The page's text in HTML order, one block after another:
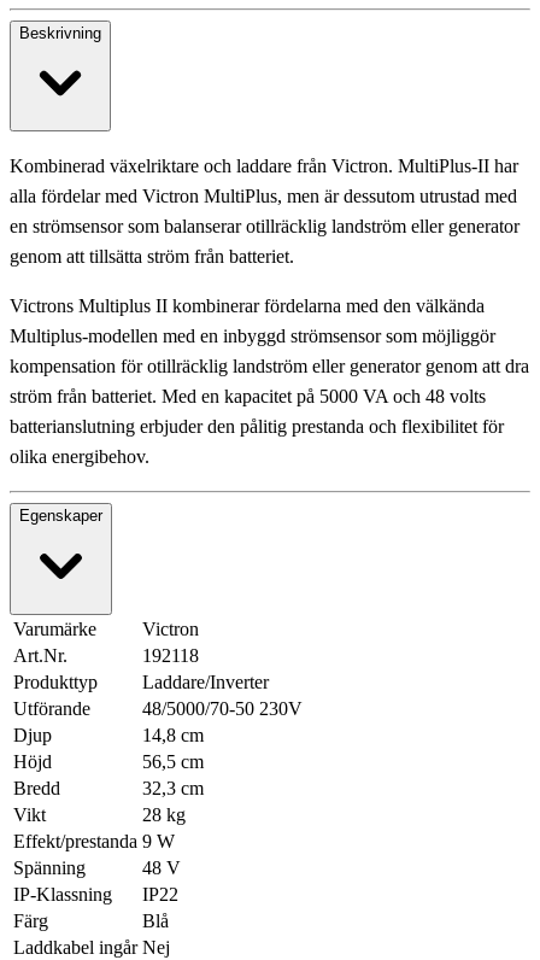
Beskrivning
Kombinerad växelriktare och laddare från Victron. MultiPlus-II har
alla fördelar med Victron MultiPlus, men är dessutom utrustad med
en strömsensor som balanserar otillräcklig landström eller generator
genom att tillsätta ström från batteriet.
Victrons Multiplus II kombinerar fördelarna med den välkända
Multiplus-modellen med en inbyggd strömsensor som möjliggör
kompensation för otillräcklig landström eller generator genom att dra
ström från batteriet. Med en kapacitet på 5000 VA och 48 volts
batterianslutning erbjuder den pålitig prestanda och flexibilitet för
olika energibehov.
Egenskaper
Varumärke
Victron
Art.Nr.
192118
Produkttyp
Laddare/Inverter
Utförande
48/5000/70-50 230V
Djup
14,8 cm
Höjd
56,5 cm
Bredd
32,3 cm
Vikt
28 kg
Effekt/prestanda 9 W
Spänning
48 V
IP-Klassning
IP22
Färg
Blå
Laddkabel ingår Nej